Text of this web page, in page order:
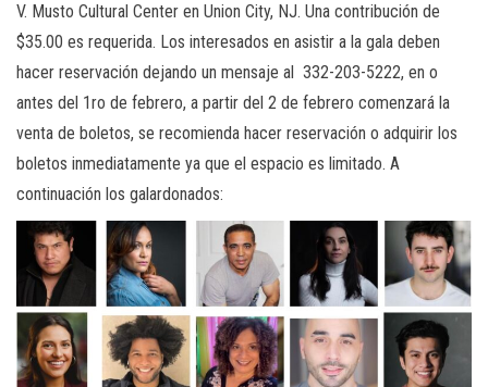
V. Musto Cultural Center en Union City, NJ. Una contribución de
$35.00 es requerida. Los interesados en asistir a la gala deben
hacer reservación dejando un mensaje al 332-203-5222, en o
antes del 1ro de febrero, a partir del 2 de febrero comenzará la
venta de boletos, se recomienda hacer reservación o adquirir los
boletos inmediatamente ya que el espacio es limitado. A
continuación los galardonados: